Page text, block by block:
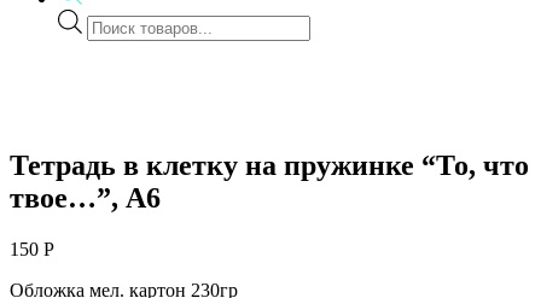
Поиск
товаров
Тетрадь в клетку на пружинке “То, что
твое…”, А6
150 Р
Обложка мел. картон 230гр